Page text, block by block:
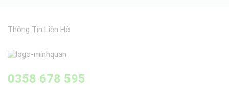
Thông Tin Liên Hệ
0358 678 595